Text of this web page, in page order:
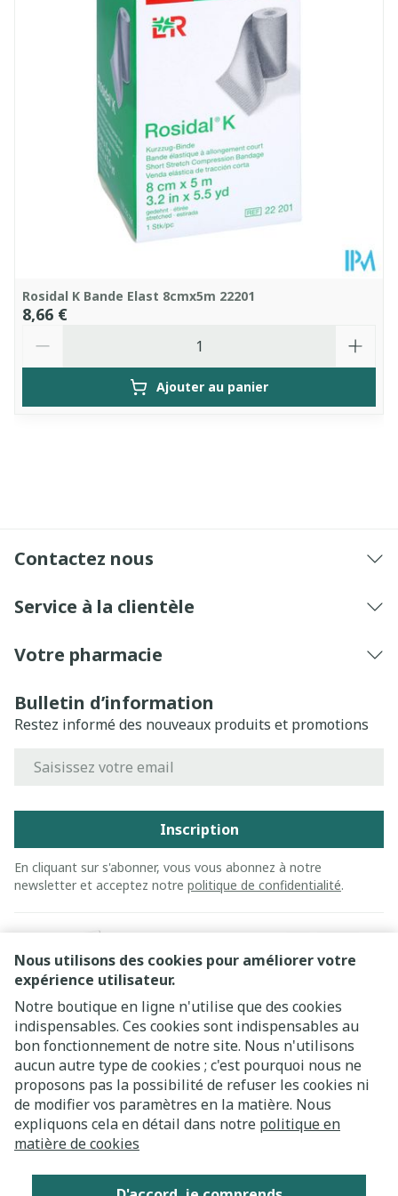
Nous utilisons des cookies pour améliorer votre
expérience utilisateur.
Notre boutique en ligne n'utilise que des cookies
indispensables. Ces cookies sont indispensables au
bon fonctionnement de notre site. Nous n'utilisons
aucun autre type de cookies ; c'est pourquoi nous ne
proposons pas la possibilité de refuser les cookies ni
de modifier vos paramètres en la matière. Nous
expliquons cela en détail dans notre politique en
matière de cookies
Préservation
Température ambiante (15°C -
Rosidal K Bande Elast 8cmx5m 22201
8,66 €
Ajouter au panier
Contactez nous
Service à la clientèle
Votre pharmacie
Bulletin d’information
Restez informé des nouveaux produits et promotions
Inscription
En cliquant sur s'abonner, vous vous abonnez à notre
newsletter et acceptez notre politique de confidentialité.
Liens légaux